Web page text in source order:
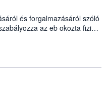
és forgalmazásáról szóló
az eb okozta fizikai
felmerülő
eb tartását és annak
jártas szakértőt.